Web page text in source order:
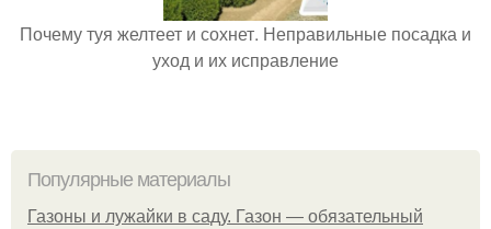
Почему туя желтеет и сохнет. Неправильные посадка и
уход и их исправление
Популярные материалы
Газоны и лужайки в саду. Газон — обязательный